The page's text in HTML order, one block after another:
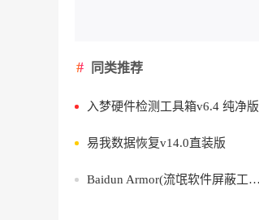
同类推荐
入梦硬件检测工具箱v6.4 纯净版
易我数据恢复v14.0直装版
Baidun Armor(流氓软件屏蔽工具) v3.2.10